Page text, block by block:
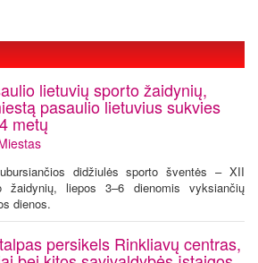
lietuvių sporto žaidynių,
pasaulio lietuvius sukvies
metų
didžiulės sporto šventės – XII
žaidynių, liepos 3–6 dienomis vyksiančių
dienos.
persikels Rinkliavų centras,